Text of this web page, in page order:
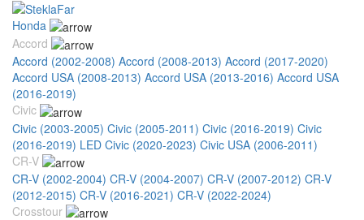
Honda
Accord
Accord (2002-2008) Accord (2008-2013) Accord (2017-2020)
Accord USA (2008-2013) Accord USA (2013-2016) Accord USA
(2016-2019)
Civic
Civic (2003-2005) Civic (2005-2011) Civic (2016-2019) Civic
(2016-2019) LED Civic (2020-2023) Civic USA (2006-2011)
CR-V
CR-V (2002-2004) CR-V (2004-2007) CR-V (2007-2012) CR-V
(2012-2015) CR-V (2016-2021) CR-V (2022-2024)
Crosstour